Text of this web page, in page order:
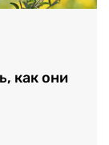
как они